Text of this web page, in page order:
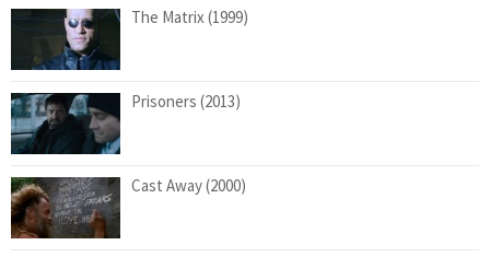
The Matrix (1999)
Prisoners (2013)
Cast Away (2000)